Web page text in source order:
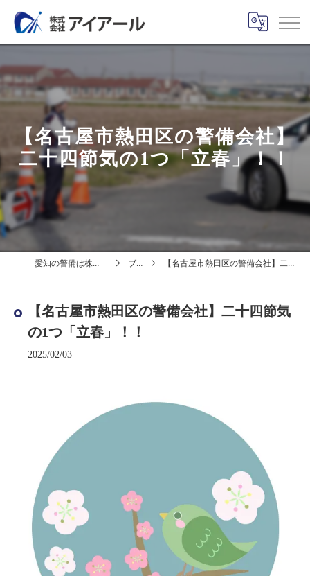
【名古屋市熱田区の警備会社】
二十四節気の1つ「立春」！！
愛知の警備は株式会社アイアール ブログ 【名古屋市熱田区の警備会社】二十四節気の1つ「立春」！！
【名古屋市熱田区の警備会社】二十四節気
の1つ「立春」！！
2025/02/03